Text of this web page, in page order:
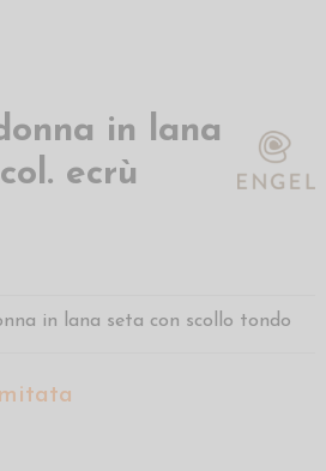
in lana
ecrù
in lana seta con scollo tondo